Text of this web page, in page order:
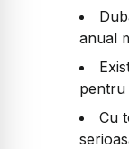
anual
pentru
Cu